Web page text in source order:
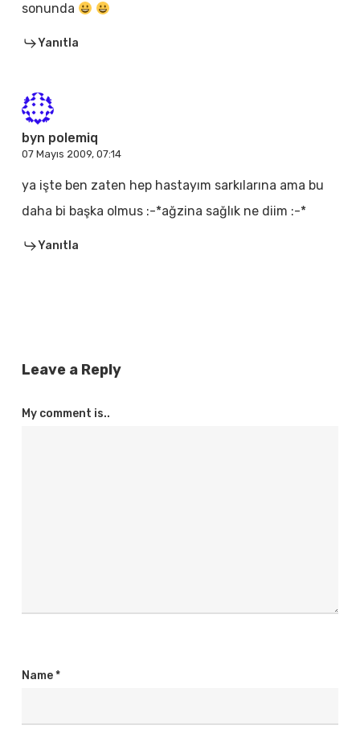
sonunda
Yanıtla
byn polemiq
07 Mayıs 2009, 07:14
ya işte ben zaten hep hastayım sarkılarına ama bu
daha bi başka olmus :-*ağzina sağlık ne diim :-*
Yanıtla
Leave a Reply
My comment is..
Name*